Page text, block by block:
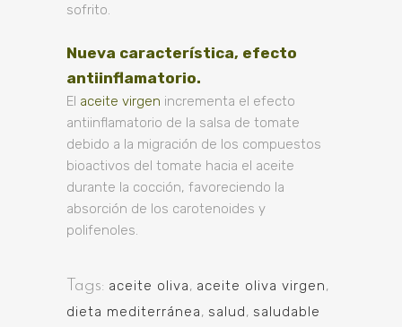
sofrito.
Nueva característica, efecto
antiinflamatorio.
El aceite virgen incrementa el efecto
antiinflamatorio de la salsa de tomate
debido a la migración de los compuestos
bioactivos del tomate hacia el aceite
durante la cocción, favoreciendo la
absorción de los carotenoides y
polifenoles.
Tags: aceite oliva, aceite oliva virgen,
dieta mediterránea, salud, saludable